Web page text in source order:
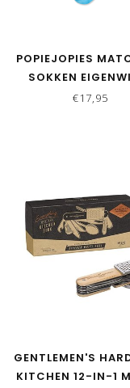
POPIEJOPIES
SOKKEN
SCHAPEN |
€17,95
GENTLEMEN'S
KITCHEN 12-IN-1